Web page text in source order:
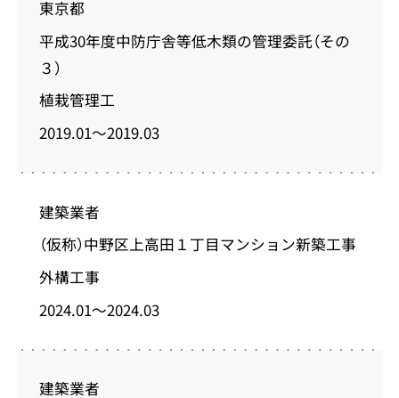
東京都
平成30年度中防庁舎等低木類の管理委託（その
３）
植栽管理工
2019.01～2019.03
建築業者
（仮称）中野区上高田１丁目マンション新築工事
外構工事
2024.01～2024.03
建築業者